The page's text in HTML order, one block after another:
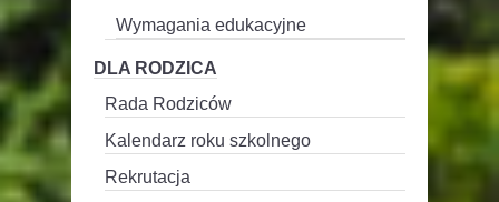
Wymagania edukacyjne
DLA RODZICA
Rada Rodziców
Kalendarz roku szkolnego
Rekrutacja